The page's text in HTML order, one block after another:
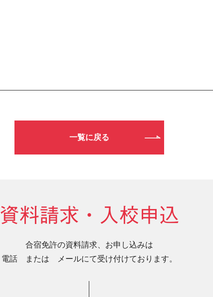
一覧に戻る
資料請求・入校申込
合宿免許の資料請求、お申し込みは
電話 または メールにて受け付けております。